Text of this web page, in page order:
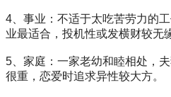
4、事业：不适于太吃苦劳力的
业最适合，投机性或发横财较无
5、家庭：一家老幼和睦相处，
很重，恋爱时追求异性较大方。